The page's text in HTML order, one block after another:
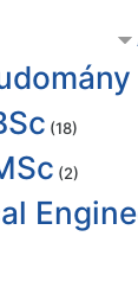
(18)
(2)